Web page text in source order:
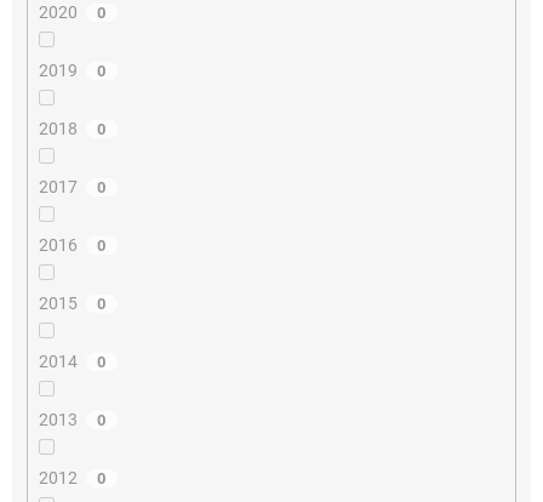
2020 0
2019 0
2018 0
2017 0
2016 0
2015 0
2014 0
2013 0
2012 0